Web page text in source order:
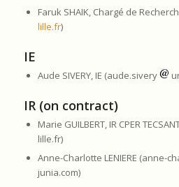
Faruk SHAIK, Chargé de
lille.fr)
IE
Aude SIVERY, IE (aude.sivery
IR (on contract)
Marie GUILBERT, IR CPER
lille.fr)
Anne-Charlotte LENIERE (anne-
junia.com)